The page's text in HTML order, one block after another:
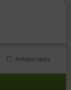
Articles rares